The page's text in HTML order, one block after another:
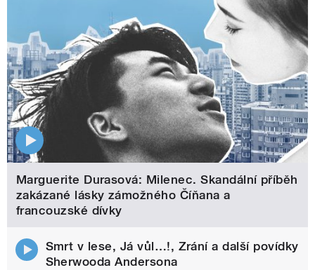
Marguerite Durasová: Milenec. Skandální příběh
zakázané lásky zámožného Číňana a
francouzské dívky
Smrt v lese, Já vůl…!, Zrání a další povídky
Sherwooda Andersona